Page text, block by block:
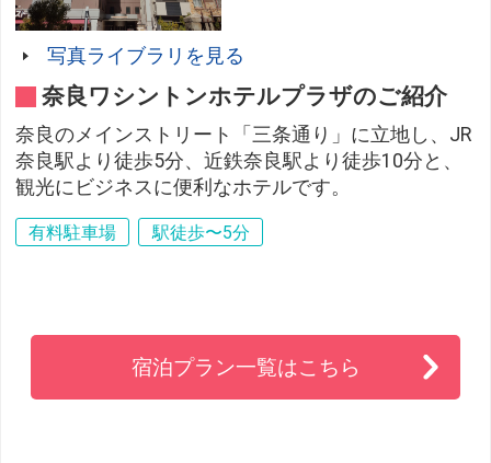
写真ライブラリを見る
奈良ワシントンホテルプラザのご紹介
奈良のメインストリート「三条通り」に立地し、JR
奈良駅より徒歩5分、近鉄奈良駅より徒歩10分と、
観光にビジネスに便利なホテルです。
有料駐車場 駅徒歩〜5分
宿泊プラン一覧はこちら